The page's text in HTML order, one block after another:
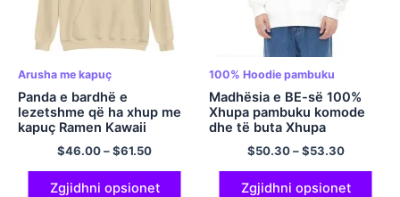
Arusha me kapuç
Panda e bardhë e
lezetshme që ha xhup me
kapuç Ramen Kawaii
vizatimor me kapuç
shumëngjyrësh
$46.00–$61.50
Zgjidhni opsionet
100% Hoodie pambuku
Madhësia e BE-së 100%
Xhupa pambuku komode
dhe të buta Xhupa
familjare me kapuç me
kapuç me kapuç pulovër
me përmasa të mëdha me
kapuç me mëngë të gjata,
$50.30–$53.30
Zgjidhni opsionet